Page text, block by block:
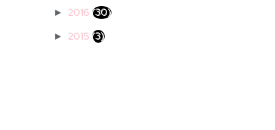
► 2016 (30)
► 2015 (3)